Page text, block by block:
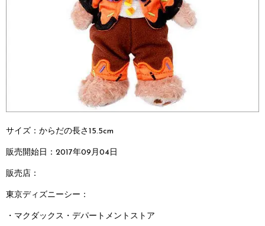
サイズ：からだの長さ15.5cm
販売開始日：2017年09月04日
販売店：
東京ディズニーシー：
・マクダックス・デパートメントストア